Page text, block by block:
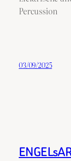
Percussion
03/09/2025